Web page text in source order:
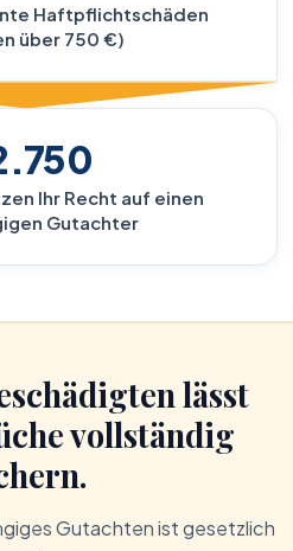
Haftpflichtschäden
über 750 €)
Ihr Recht auf einen
Gutachter
lässt
vollständig
Gutachten ist gesetzlich